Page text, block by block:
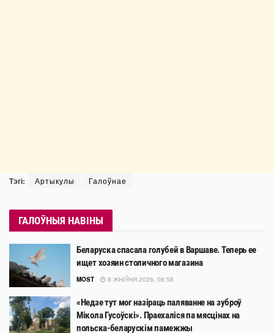
Тэгі: Артыкулы Галоўнае
ГАЛОЎНЫЯ НАВІНЫ
Беларуска спасала голубей в Варшаве. Теперь ее
ищет хозяин столичного магазина
MOST 6 ЖНІЎНЯ 2026, 08:58
«Недзе тут мог назіраць паляванне на зуброў
Мікола Гусоўскі». Праехаліся па мясцінах на
польска-беларускім памежжы